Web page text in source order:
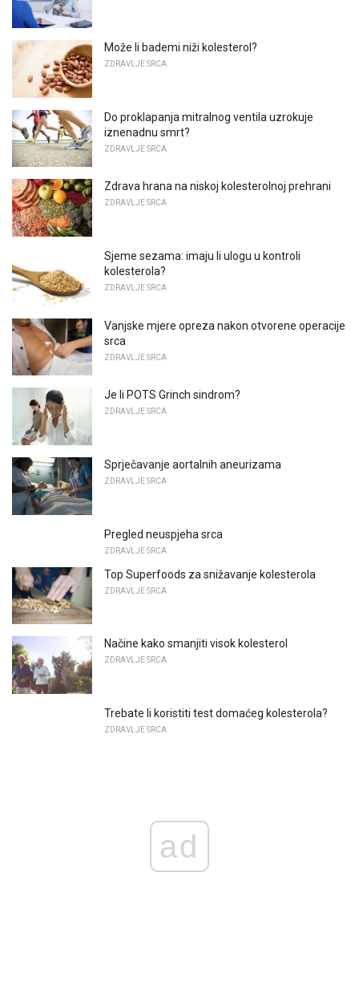
Može li bademi niži kolesterol?
ZDRAVLJE SRCA
Do proklapanja mitralnog ventila uzrokuje
iznenadnu smrt?
ZDRAVLJE SRCA
Zdrava hrana na niskoj kolesterolnoj prehrani
ZDRAVLJE SRCA
Sjeme sezama: imaju li ulogu u kontroli
kolesterola?
ZDRAVLJE SRCA
Vanjske mjere opreza nakon otvorene operacije
srca
ZDRAVLJE SRCA
Je li POTS Grinch sindrom?
ZDRAVLJE SRCA
Sprječavanje aortalnih aneurizama
ZDRAVLJE SRCA
Pregled neuspjeha srca
ZDRAVLJE SRCA
Top Superfoods za snižavanje kolesterola
ZDRAVLJE SRCA
Načine kako smanjiti visok kolesterol
ZDRAVLJE SRCA
Trebate li koristiti test domaćeg kolesterola?
ZDRAVLJE SRCA
ad